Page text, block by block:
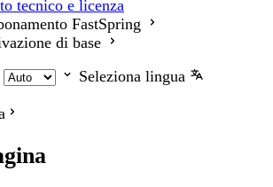
tecnico e licenza
FastSpring
di base
Seleziona lingua